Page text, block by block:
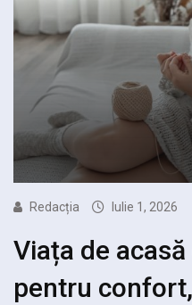
Redacția Iulie 1, 2026
Viața de
pentru